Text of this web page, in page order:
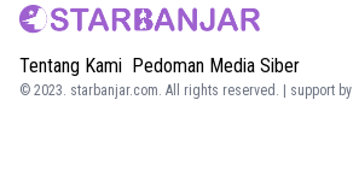
Tentang Kami Pedoman Media Siber
© 2023. starbanjar.com. All rights reserved. | support by